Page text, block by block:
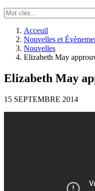
Acceuil
Nouvelles et
Nouvelles
Elizabeth May
Elizabeth May
15 SEPTEMBRE 2014